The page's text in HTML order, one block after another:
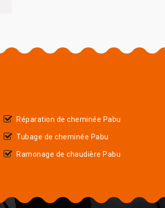
Réparation de cheminée Pabu
Tubage de cheminée Pabu
Ramonage de chaudière Pabu